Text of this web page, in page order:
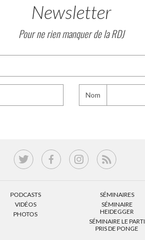
Newsletter
Pour ne rien manquer de la RDJ
Nom
PODCASTS
VIDÉOS
PHOTOS
SÉMINAIRES
SÉMINAIRE
HEIDEGGER
SÉMINAIRE LE PARTI
PRIS DE PONGE